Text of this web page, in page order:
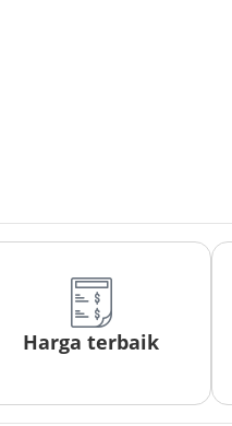
Harga terbaik